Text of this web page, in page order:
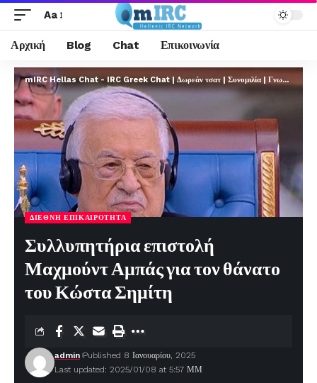
Aa
Αρχική Blog Chat Επικοινωνία
mIRC Hellas Chat - IRC Greek Chat | Δωρεάν τσατ | Συνομιλία | Γνωριμίες | FREE
ΔΙΕΘΝΉ ΕΠΙΚΑΙΡΌΤΗΤΑ
Συλλυπητήρια επιστολή
Μαχμούντ Αμπάς για τον θάνατο
του Κώστα Σημίτη
Last updated: 2025/01/08 at 5:57 ΜΜ
admin Published 8 Ιανουαρίου, 2025